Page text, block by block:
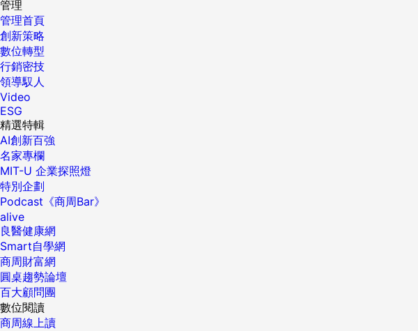
管理
管理首頁
創新策略
數位轉型
行銷密技
領導馭人
Video
ESG
精選特輯
AI創新百強
名家專欄
MIT-U 企業探照燈
特別企劃
Podcast《商周Bar》
alive
良醫健康網
Smart自學網
商周財富網
圓桌趨勢論壇
百大顧問團
數位閱讀
商周線上讀